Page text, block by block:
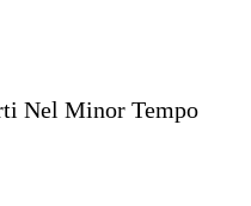
Nel Minor Tempo